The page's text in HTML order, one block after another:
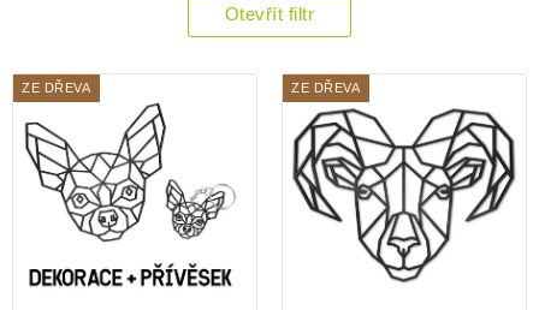
Otevřít filtr
produktů
ZE DŘEVA ZE DŘEVA